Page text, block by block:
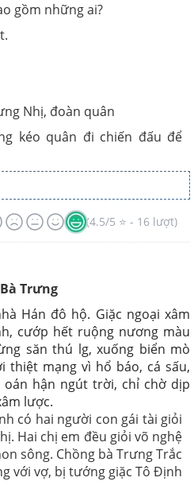
gồm những ai?
Nhị, đoàn quân
kéo quân đi chiến đấu để
(4.5/5 ⭐ - 16 lượt)
Trưng
Hán đô hộ. Giặc ngoại xâm
cướp hết ruộng nương màu
săn thú lg, xuống biển mò
thiệt mạng vì hổ báo, cá sấu,
oán hận ngút trời, chỉ chờ dịp
lược.
có hai người con gái tài giỏi
Hai chị em đều giỏi võ nghệ
sông. Chồng bà Trưng Trắc
với vợ, bị tướng giặc Tô Định